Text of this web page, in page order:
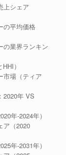
上シェア
の平均価格
の業界ランキン
）
市場（ティア
2020年 VS
年-2024年）
ア（2020
年-2031年）